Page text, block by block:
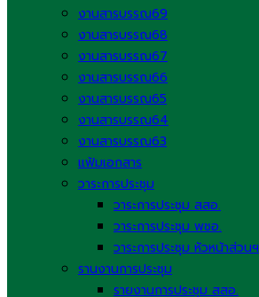
งานสารบรรณ69
งานสารบรรณ68
งานสารบรรณ67
งานสารบรรณ66
งานสารบรรณ65
งานสารบรรณ64
งานสารบรรณ63
แฟ้มเอกสาร
วาระการประชุม
วาระการประชุม สสอ.
วาระการประชุม พชอ.
วาระการประชุม หัวหน้าส่วนฯ
รานงานการประชุม
รายงานการประชุม สสอ.